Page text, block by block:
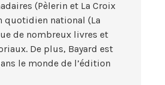
(Pèlerin et La Croix
quotidien national (La
de nombreux livres et
De plus, Bayard est
le monde de l’édition